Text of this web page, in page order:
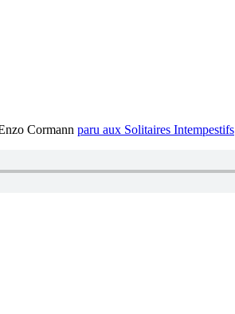
Cormann paru aux Solitaires Intempestifs